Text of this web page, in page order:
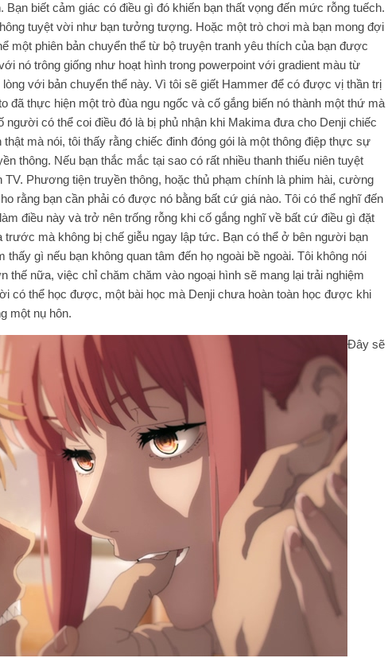
Bạn biết cảm giác có điều gì đó khiến bạn thất vọng đến mức rỗng tuếch.
tuyệt vời như bạn tưởng tượng. Hoặc một trò chơi mà bạn mong đợi
một phiên bản chuyển thể từ bộ truyện tranh yêu thích của bạn được
nó trông giống như hoạt hình trong powerpoint với gradient màu từ
với bản chuyển thể này. Vì tôi sẽ giết Hammer để có được vị thần trị
đã thực hiện một trò đùa ngu ngốc và cố gắng biến nó thành một thứ mà
có thể coi điều đó là bị phủ nhận khi Makima đưa cho Denji chiếc
mà nói, tôi thấy rằng chiếc đinh đóng gói là một thông điệp thực sự
thông. Nếu bạn thắc mắc tại sao có rất nhiều thanh thiếu niên tuyệt
Phương tiện truyền thông, hoặc thủ phạm chính là phim hài, cường
rằng bạn cần phải có được nó bằng bất cứ giá nào. Tôi có thể nghĩ đến
điều này và trở nên trống rỗng khi cố gắng nghĩ về bất cứ điều gì đặt
mà không bị chế giễu ngay lập tức. Bạn có thể ở bên người bạn
gì nếu bạn không quan tâm đến họ ngoài bề ngoài. Tôi không nói
thế nữa, việc chỉ chăm chăm vào ngoại hình sẽ mang lại trải nghiệm
có thể học được, một bài học mà Denji chưa hoàn toàn học được khi
một nụ hôn.
Đây sẽ